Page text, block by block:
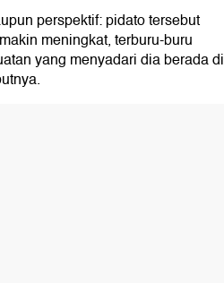
perspektif: pidato tersebut
meningkat, terburu-buru
yang menyadari dia berada di